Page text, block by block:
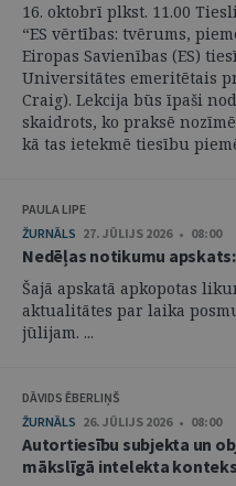
16. oktobrī plkst. 11.00
“ES vērtības: tvērums,
Eiropas Savienības (ES)
Universitātes emeritētais
Craig). Lekcija būs īpaši
skaidrots, ko praksē
kā tas ietekmē tiesību
PAULA LIPE
ŽURNĀLS 27. JŪLIJS 2026 • 08:00
Nedēļas notikumu apskats:
Šajā apskatā apkopotas
aktualitātes par laika
jūlijam. ...
DĀVIDS ĒBERLIŅŠ
ŽURNĀLS 26. JŪLIJS 2026 • 08:00
Autortiesību subjekta un
mākslīgā intelekta